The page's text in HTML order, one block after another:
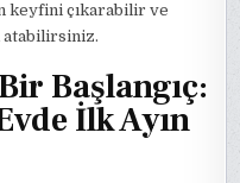
keyfini çıkarabilir ve
atabilirsiniz.
Başlangıç:
İlk Ayın